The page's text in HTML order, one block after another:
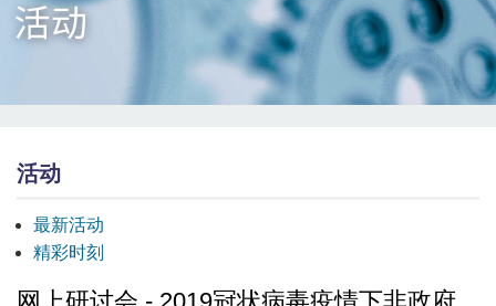
活动
最新活动
精彩时刻